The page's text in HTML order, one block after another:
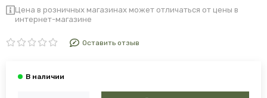
Цена в розничных магазинах может отличаться от цены в
интернет-магазине
Оставить отзыв